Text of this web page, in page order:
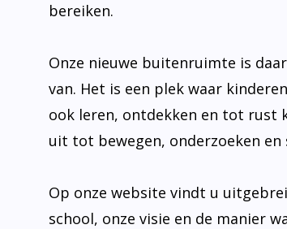
bereiken.
Onze nieuwe buitenruimte is
van. Het is een plek waar
ook leren, ontdekken en tot rust
uit tot bewegen, onderzoeken en
Op onze website vindt u
school, onze visie en de manier